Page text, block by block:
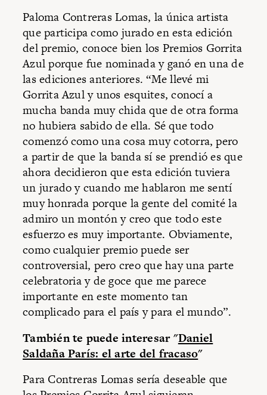
Paloma Contreras Lomas, la única artista
que participa como jurado en esta edición
del premio, conoce bien los Premios Gorrita
Azul porque fue nominada y ganó en una de
las ediciones anteriores. “Me llevé mi
Gorrita Azul y unos esquites, conocí a
mucha banda muy chida que de otra forma
no hubiera sabido de ella. Sé que todo
comenzó como una cosa muy cotorra, pero
a partir de que la banda sí se prendió es que
ahora decidieron que esta edición tuviera
un jurado y cuando me hablaron me sentí
muy honrada porque la gente del comité la
admiro un montón y creo que todo este
esfuerzo es muy importante. Obviamente,
como cualquier premio puede ser
controversial, pero creo que hay una parte
celebratoria y de goce que me parece
importante en este momento tan
complicado para el país y para el mundo”.
También te puede interesar "Daniel
Saldaña París: el arte del fracaso"
Para Contreras Lomas sería deseable que